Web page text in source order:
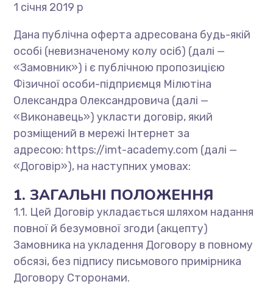
1 сiчня 2019 р
Дана публічна оферта адресована будь-якій
особі (невизначеному колу осіб) (далі —
«Замовник») і є публічною пропозицією
Фізичної особи-підприємця Мiлютiна
Олександра Олександровича (далі —
«Виконавець») укласти договір, який
розміщений в мережі Інтернет за
адресою: https://imt-academy.com (далі —
«Договір»), на наступних умовах:
1. ЗАГАЛЬНІ ПОЛОЖЕННЯ
1.1. Цей Договір укладається шляхом надання
повної й безумовної згоди (акцепту)
Замовника на укладення Договору в повному
обсязі, без підпису письмового примірника
Договору Сторонами.